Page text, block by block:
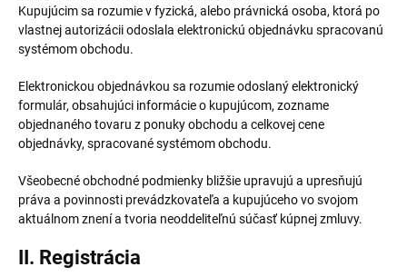
Kupujúcim sa rozumie v fyzická, alebo právnická osoba, ktorá po
vlastnej autorizácii odoslala elektronickú objednávku spracovanú
systémom obchodu.
Elektronickou objednávkou sa rozumie odoslaný elektronický
formulár, obsahujúci informácie o kupujúcom, zozname
objednaného tovaru z ponuky obchodu a celkovej cene
objednávky, spracované systémom obchodu.
Všeobecné obchodné podmienky bližšie upravujú a upresňujú
práva a povinnosti prevádzkovateľa a kupujúceho vo svojom
aktuálnom znení a tvoria neoddeliteľnú súčasť kúpnej zmluvy.
II. Registrácia